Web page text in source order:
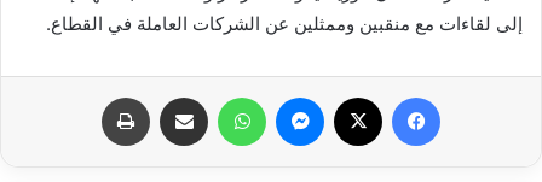
إلى لقاءات مع منقبين وممثلين عن الشركات العاملة في القطاع.
فيسبوك ماسنجر واتساب مشاركة عبر البريد